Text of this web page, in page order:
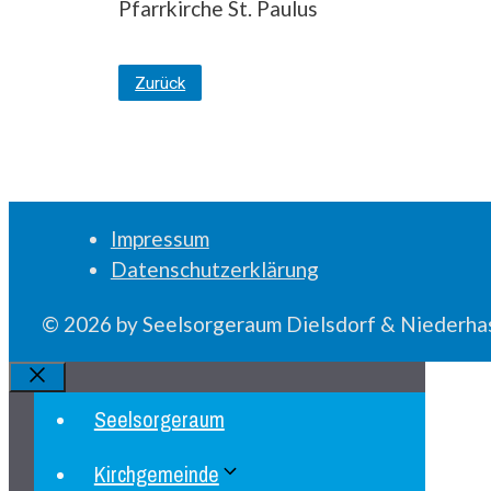
Pfarrkirche St. Paulus
Zurück
Impressum
Datenschutzerklärung
© 2026 by Seelsorgeraum Dielsdorf &
Schliessen
Seelsorgeraum
Kirchgemeinde